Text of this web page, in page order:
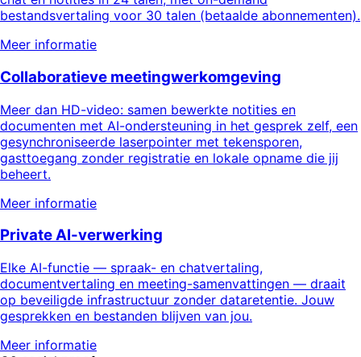
bestandsvertaling voor 30 talen (betaalde abonnementen).
Meer informatie
Collaboratieve meetingwerkomgeving
Meer dan HD-video: samen bewerkte notities en
documenten met AI-ondersteuning in het gesprek zelf, een
gesynchroniseerde laserpointer met tekensporen,
gasttoegang zonder registratie en lokale opname die jij
beheert.
Meer informatie
Private AI-verwerking
Elke AI-functie — spraak- en chatvertaling,
documentvertaling en meeting-samenvattingen — draait
op beveiligde infrastructuur zonder dataretentie. Jouw
gesprekken en bestanden blijven van jou.
Meer informatie